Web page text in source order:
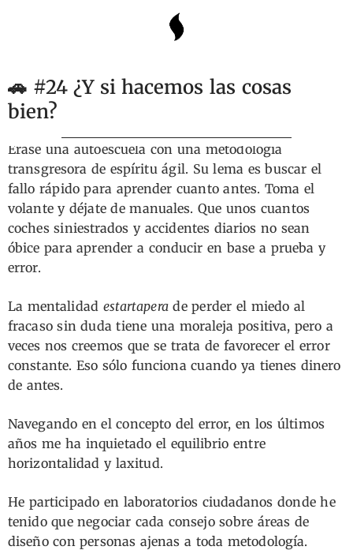
🚗 #24 ¿Y si hacemos las cosas
bien?
Érase una autoescuela con una metodología
transgresora de espíritu ágil. Su lema es buscar el
fallo rápido para aprender cuanto antes. Toma el
volante y déjate de manuales. Que unos cuantos
coches siniestrados y accidentes diarios no sean
óbice para aprender a conducir en base a prueba y
error.
La mentalidad estartaperade perder el miedo al
fracaso sin duda tiene una moraleja positiva, pero a
veces nos creemos que se trata de favorecer el error
constante. Eso sólo funciona cuando ya tienes dinero
de antes.
Navegando en el concepto del error, en los últimos
años me ha inquietado el equilibrio entre
horizontalidad y laxitud.
He participado en laboratorios ciudadanos donde he
tenido que negociar cada consejo sobre áreas de
diseño con personas ajenas a toda metodología.